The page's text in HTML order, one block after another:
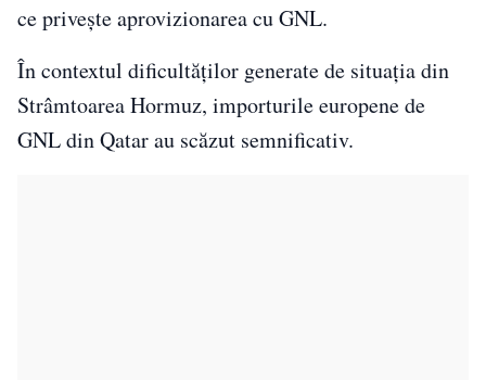
ce privește aprovizionarea cu GNL.
În contextul dificultăților generate de situația din
Strâmtoarea Hormuz, importurile europene de
GNL din Qatar au scăzut semnificativ.